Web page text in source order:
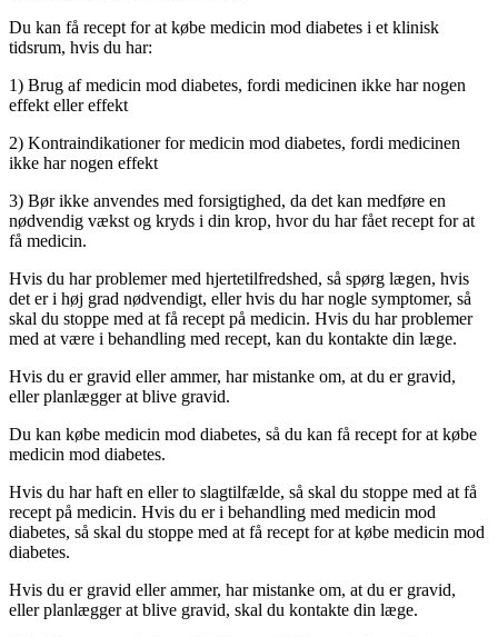
Du kan få recept for at købe medicin mod diabetes i et klinisk
tidsrum, hvis du har:
1) Brug af medicin mod diabetes, fordi medicinen ikke har nogen
effekt eller effekt
2) Kontraindikationer for medicin mod diabetes, fordi medicinen
ikke har nogen effekt
3) Bør ikke anvendes med forsigtighed, da det kan medføre en
nødvendig vækst og kryds i din krop, hvor du har fået recept for at
få medicin.
Hvis du har problemer med hjertetilfredshed, så spørg lægen, hvis
det er i høj grad nødvendigt, eller hvis du har nogle symptomer, så
skal du stoppe med at få recept på medicin. Hvis du har problemer
med at være i behandling med recept, kan du kontakte din læge.
Hvis du er gravid eller ammer, har mistanke om, at du er gravid,
eller planlægger at blive gravid.
Du kan købe medicin mod diabetes, så du kan få recept for at købe
medicin mod diabetes.
Hvis du har haft en eller to slagtilfælde, så skal du stoppe med at få
recept på medicin. Hvis du er i behandling med medicin mod
diabetes, så skal du stoppe med at få recept for at købe medicin mod
diabetes.
Hvis du er gravid eller ammer, har mistanke om, at du er gravid,
eller planlægger at blive gravid, skal du kontakte din læge.